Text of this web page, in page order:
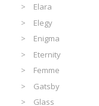
Elara
Elegy
Enigma
Eternity
Femme
Gatsby
Glass